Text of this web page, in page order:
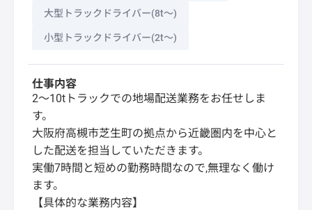
大型トラックドライバー(8t～)
小型トラックドライバー(2t～)
仕事内容
2〜10tトラックでの地場配送業務をお任せしま
す。
大阪府高槻市芝生町の拠点から近畿圏内を中心と
した配送を担当していただきます。
実働7時間と短めの勤務時間なので,無理なく働け
ます。
【具体的な業務内容】